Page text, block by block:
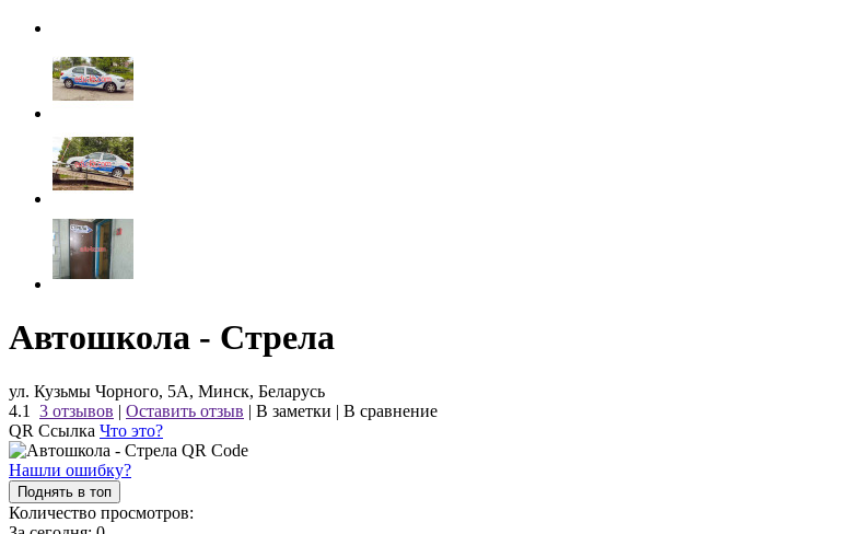
Автошкола - Стрела
ул. Кузьмы Чорного, 5А, Минск, Беларусь
4.1
3 отзывов | Оставить отзыв | В заметки | В сравнение
QR Ссылка Что это?
Нашли ошибку?
Поднять в топ
Количество просмотров: